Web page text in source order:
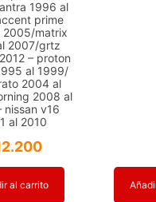
1996 al
prime
2005/matrix
2007/grtz
– proton
al 1999/
2004 al
2008 al
nissan v16
al 2010
al carrito